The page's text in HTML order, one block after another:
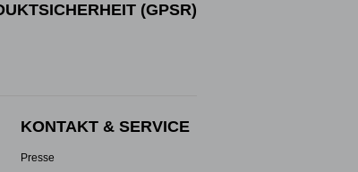
(GPSR)
KONTAKT & SERVICE
Presse